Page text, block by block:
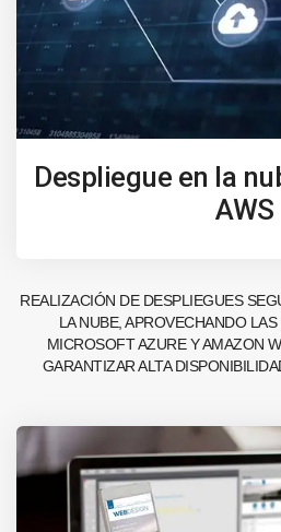
Despliegue en la
AWS
REALIZACIÓN DE DESPLIEGUES
LA NUBE, APROVECHANDO
MICROSOFT AZURE Y AMAZON
GARANTIZAR ALTA